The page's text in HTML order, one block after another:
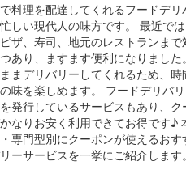
料理を配達してくれるフードデリ
しい現代人の味方です。 最近で
ザ、寿司、地元のレストランまで
あり、ますます便利になりました
まデリバリーしてくれるため、時
味を楽しめます。 フードデリバ
発行しているサービスもあり、ク
なりお安く利用できてお得です♪
専門型別にクーポンが使えるおす
ーサービスを一挙にご紹介します。